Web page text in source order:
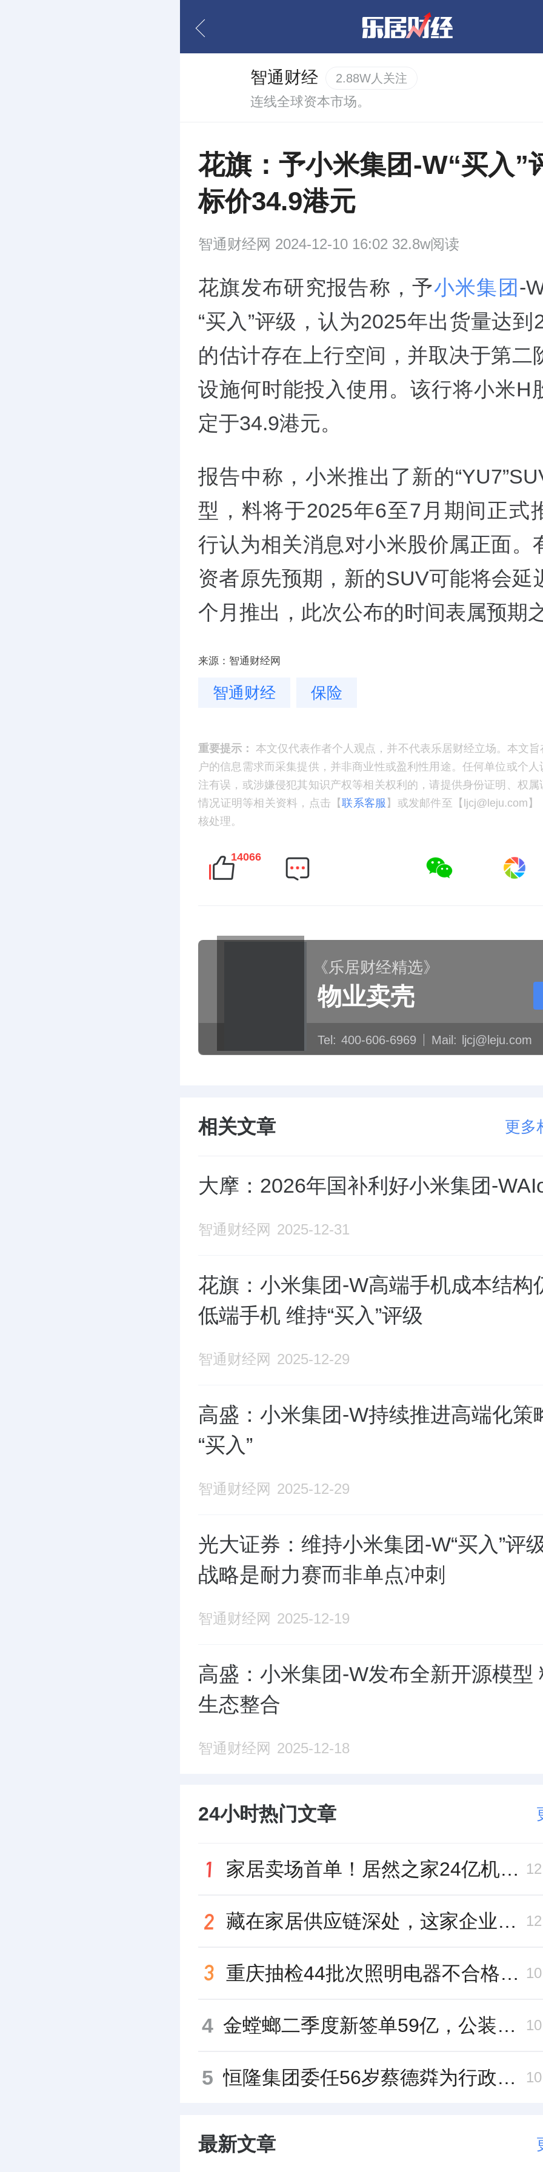
智通财经 2.88W人关注
连线全球资本市场。
花旗：予小米集团-W“买入”
标价34.9港元
智通财经网 2024-12-10 16:02 32.8w阅读
花旗发布研究报告称，予小米集团 -
“买入”评级，认为2025年出货量达到
的估计存在上行空间，并取决于第二
设施何时能投入使用。该行将小米H
定于34.9港元。
报告中称，小米推出了新的
型，料将于2025年6至7月期间正式
行认为相关消息对小米股价属正面。
资者原先预期，新的SUV可能将会延
个月推出，此次公布的时间表属预期
来源：智通财经网
智通财经 保险
重要提示：
本文仅代表作者个人观点，并不代表乐居财经立场。本文
户的信息需求而采集提供，并非商业性或盈利性用途。任何单位或个
注有误，或涉嫌侵犯其知识产权等相关权利的，请提供身份证明、权
情况证明等相关资料，点击【联系客服 】或发邮件至【ljcj@leju.com
核处理。
14066
《乐居财经精选》
物业卖壳
Tel: 400-606-6969 Mail: ljcj@leju.com
相关文章 更多
大摩：2026年国补利好小米集团-
智通财经网 2025-12-31
花旗：小米集团-W高端手机成本结构
低端手机 维持“买入”评级
智通财经网 2025-12-29
高盛：小米集团-W持续推进高端化策
“买入”
智通财经网 2025-12-29
光大证券：维持小米集团-W“买入”评
战略是耐力赛而非单点冲刺
智通财经网 2025-12-19
高盛：小米集团-W发布全新开源模型
生态整合
智通财经网 2025-12-18
24小时热门文章
家居卖场首单！居然之家24亿机构间REITs获深交所无异议函
藏在家居供应链深处，这家企业正在悄悄转型
重庆抽检44批次照明电器不合格，木林森全资子公司被点名
4 金螳螂二季度新签单59亿，公装业务贡献逾八成
5 恒隆集团委任56岁蔡德粦为行政总裁、年薪2052万港元，曾任星巴克中国CEO
最新文章